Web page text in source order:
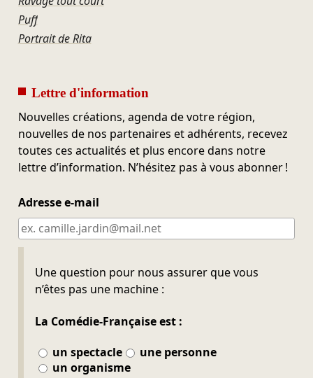
Puff
Portrait de Rita
Lettre d'information
Nouvelles créations, agenda de votre région,
nouvelles de nos partenaires et adhérents, recevez
toutes ces actualités et plus encore dans notre
lettre d’information. N’hésitez pas à vous abonner !
Adresse e-mail
Une question pour nous assurer que vous
n’êtes pas une machine :
La Comédie-Française est :
un spectacle
une personne
un organisme
Ne pas remplir